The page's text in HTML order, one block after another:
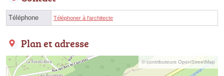
Téléphone Téléphoner à l'architecte
Plan et adresse
© contributeurs OpenStreetMap